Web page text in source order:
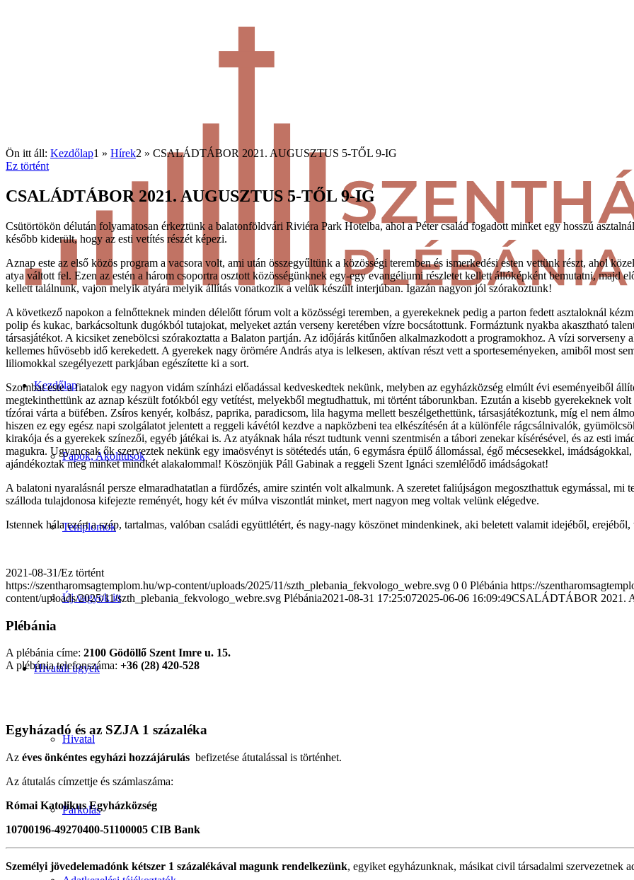
Kezdőlap
Papok, Akolitusok
Templomok
Új vagyok itt
Hivatali ügyek
Hivatal
Parkolás
Ön itt áll: Kezdőlap1 » Hírek2 » CSALÁDTÁBOR 2021. AUGUSZTUS 5-TŐL 9-IG
Ez történt
CSALÁDTÁBOR 2021. AUGUSZTUS 5-TŐL 9-IG
Csütörtökön délután folyamatosan érkeztünk a balatonföldvári Riviéra Park Hotelba, ahol a Péter család fogadott minket egy hosszú
később kiderült, hogy az esti vetítés részét képezi.
Aznap este az első közös program a vacsora volt, ami után összegyűltünk a közösségi teremben és ismerkedési esten vettünk részt, ahol
atya váltott fel. Ezen az estén a három csoportra osztott közösségünknek egy-egy evangéliumi részletet kellett állóképként bemutatni, majd
kellett találnunk, vajon melyik atyára melyik állítás vonatkozik a velük készült interjúban. Igazán nagyon jól szórakoztunk!
A következő napokon a felnőtteknek minden délelőtt fórum volt a közösségi teremben, a gyerekeknek pedig a parton fedett asztaloknál
polip és kukac, barkácsoltunk dugókból tutajokat, melyeket aztán verseny keretében vízre bocsátottunk. Formáztunk nyakba akasztható
társasjátékot. A kicsiket zenebölcsi szórakoztatta a Balaton partján. Az időjárás kitűnően alkalmazkodott a programokhoz. A vízi
kellemes hűvösebb idő kerekedett. A gyerekek nagy örömére András atya is lelkesen, aktívan részt vett a sporteseményeken, amiből most
liliomokkal szegélyezett parkjában egészítette ki a sort.
Szombat este a fiatalok egy nagyon vidám színházi előadással kedveskedtek nekünk, melyben az egyházközség elmúlt évi eseményeiből
megtekinthettünk az aznap készült fotókból egy vetítést, melyekből megtudhattuk, mi történt táborunkban. Ezután a kisebb gyerekeknek
tízórai várta a büfében. Zsíros kenyér, kolbász, paprika, paradicsom, lila hagyma mellett beszélgethettünk, társasjátékoztunk, míg el nem
hiszen ez egy egész napi szolgálatot jelentett a reggeli kávétól kezdve a napközbeni tea elkészítésén át a különféle rágcsálnivalók,
kirakója és a gyerekek színezői, egyéb játékai is. Az atyáknak hála részt tudtunk venni szentmisén a tábori zenekar kísérésével, és az esti
magukra. Ugyancsak ők szerveztek nekünk egy imaösvényt is sötétedés után, 6 egymásra épülő állomással, égő mécsesekkel,
ajándékoztak meg minket mindkét alakalommal! Köszönjük Páll Gabinak a reggeli Szent Ignáci szemlélődő imádságokat!
A balatoni nyaralásnál persze elmaradhatatlan a fürdőzés, amire szintén volt alkalmunk. A szeretet faliújságon megoszthattuk egymással,
szálloda tulajdonosa kifejezte reményét, hogy két év múlva viszontlát minket, mert nagyon meg voltak velünk elégedve.
Istennek hála ezért a szép, tartalmas, valóban családi együttlétért, és nagy-nagy köszönet mindenkinek, aki beletett valamit idejéből,
2021-08-31/Ez történt
https://szentharomsagtemplom.hu/wp-content/uploads/2025/11/szth_plebania_fekvologo_webre.svg 0 0 Plébánia https://
content/uploads/2025/11/szth_plebania_fekvologo_webre.svg Plébánia2021-08-31 17:25:072025-06-06 16:09:49CSALÁDTÁBOR 2021.
Plébánia
A plébánia címe: 2100 Gödöllő Szent Imre u. 15.
A plébánia telefonszáma: +36 (28) 420-528
Egyházadó és az SZJA 1 százaléka
Az éves önkéntes egyházi hozzájárulás befizetése átutalással is történhet.
Az átutalás címzettje és számlaszáma:
Római Katolikus Egyházközség
10700196-49270400-51100005 CIB Bank
Személyi jövedelemadónk kétszer 1 százalékával magunk rendelkezünk, egyiket egyházunknak, másikat civil társadalmi szervezetnek